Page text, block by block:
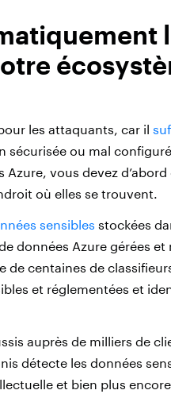
les attaquants, car il
sécurisée ou mal
vous devez
où elles se trouvent.
sensibles stockées
données Azure gérées et
de centaines de
et réglementées et
auprès de milliers de
détecte les données
et bien plus